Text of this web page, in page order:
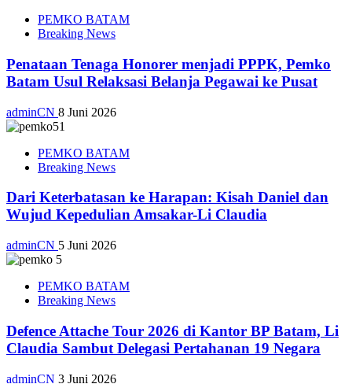
PEMKO BATAM
Breaking News
Penataan Tenaga Honorer menjadi PPPK, Pemko
Batam Usul Relaksasi Belanja Pegawai ke Pusat
adminCN 8 Juni 2026
PEMKO BATAM
Breaking News
Dari Keterbatasan ke Harapan: Kisah Daniel dan
Wujud Kepedulian Amsakar-Li Claudia
adminCN 5 Juni 2026
PEMKO BATAM
Breaking News
Defence Attache Tour 2026 di Kantor BP Batam, Li
Claudia Sambut Delegasi Pertahanan 19 Negara
adminCN 3 Juni 2026